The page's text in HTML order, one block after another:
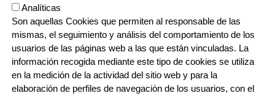
20570 Bergara, Gipuzkoa
943 76 90 71
ORRI-OINA
CONTACTO
TRABAJA CON NOSOTROS
Analíticas
Son aquellas Cookies que permiten al responsable de las
mismas, el seguimiento y análisis del comportamiento de los
usuarios de las páginas web a las que están vinculadas. La
información recogida mediante este tipo de cookies se utiliza
en la medición de la actividad del sitio web y para la
elaboración de perfiles de navegación de los usuarios, con el